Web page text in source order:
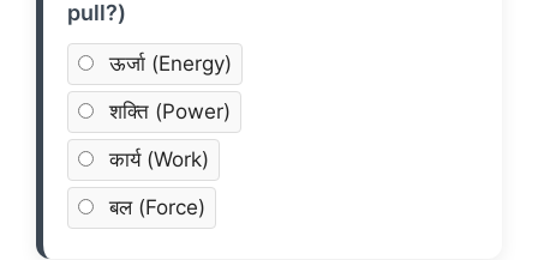
pull?)
ऊर्जा (Energy)
शक्ति (Power)
कार्य (Work)
बल (Force)